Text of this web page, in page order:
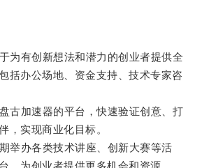
有创新想法和潜力的创业者提供全
括办公场地、资金支持、技术专家咨
加速器的平台，快速验证创意、打
，实现商业化目标。
办各类技术讲座、创新大赛等活